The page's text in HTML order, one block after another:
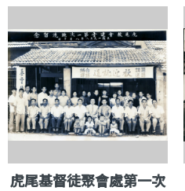
虎尾基督徒聚會處第一次